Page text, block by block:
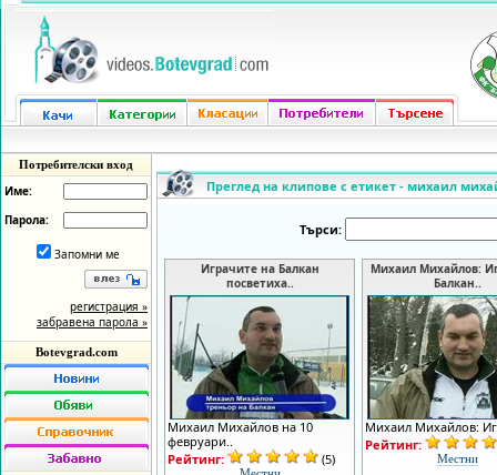
Потребителски вход
Име:
Парола:
Запомни ме
регистрация »
забравена парола »
Botevgrad.com
Преглед на клипове с етикет - михаил
Търси:
Играчите на Балкан
посветиха..
Михаил Михайлов на 10
февруари..
Рейтинг:
(5)
Михаил Михайлов:
Балкан..
Михаил Михайлов:
Рейтинг:
Местни